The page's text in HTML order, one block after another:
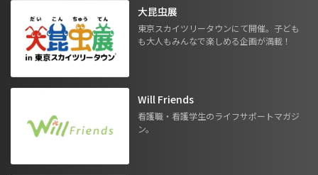
大昆虫展
東京スカイツリータウンにて開催。子ども
も大人もみんなで楽しめる企画が満載！
Will Friends
看護職・看護学生のライフサポートマガジ
ン。